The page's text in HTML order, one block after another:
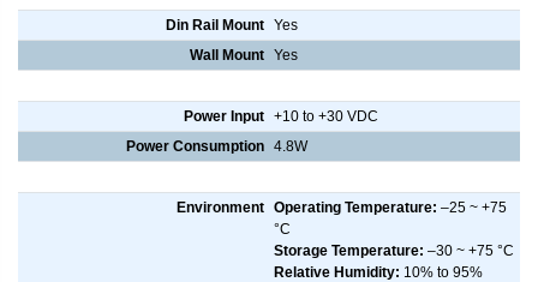
Din Rail Mount Yes
Wall Mount Yes
Power Input +10 to +30 VDC
Power Consumption 4.8W
Environment Operating Temperature: –25 ~ +75
°C
Storage Temperature: –30 ~ +75 °C
Relative Humidity: 10% to 95%